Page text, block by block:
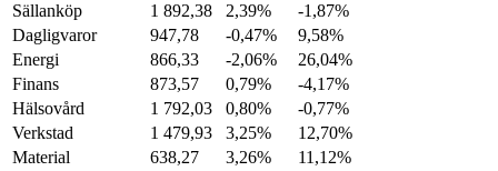
Sällanköp
1 892,38 2,39%
-1,87%
Dagligvaror
947,78 -0,47%
9,58%
Energi
866,33 -2,06%
26,04%
Finans
873,57 0,79%
-4,17%
Hälsovård
1 792,03 0,80%
-0,77%
Verkstad
1 479,93 3,25%
12,70%
Material
638,27 3,26%
11,12%